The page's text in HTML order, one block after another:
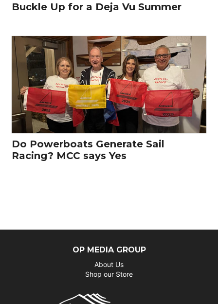
Buckle Up for a Deja Vu Summer
Do Powerboats Generate Sail
Racing? MCC says Yes
OP MEDIA GROUP
About Us
Shop our Store